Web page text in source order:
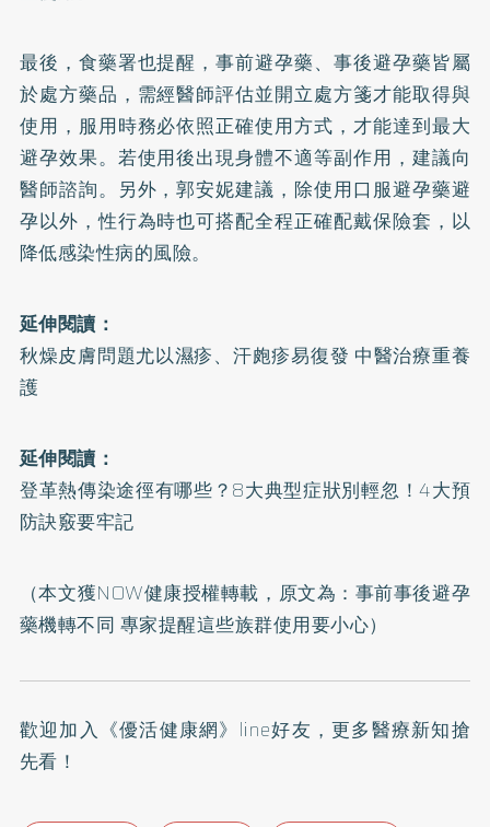
最後，食藥署也提醒，事前避孕藥、事後避孕藥皆屬
於處方藥品，需經醫師評估並開立處方箋才能取得與
使用，服用時務必依照正確使用方式，才能達到最大
避孕效果。若使用後出現身體不適等副作用，建議向
醫師諮詢。另外，郭安妮建議，除使用口服避孕藥避
孕以外，性行為時也可搭配全程正確配戴保險套，以
降低感染性病的風險。
延伸閱讀：
秋燥皮膚問題尤以濕疹、汗皰疹易復發 中醫治療重養
護
延伸閱讀：
登革熱傳染途徑有哪些？8大典型症狀別輕忽！4大預
防訣竅要牢記
（本文獲NOW健康授權轉載，原文為： 事前事後避孕
藥機轉不同 專家提醒這些族群使用要小心）
歡迎加入 《優活健康網》line好友 ，更多醫療新知搶
先看！